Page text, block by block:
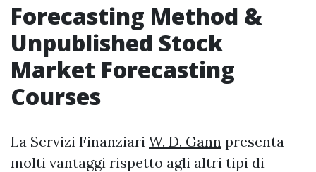
Forecasting Method &
Unpublished Stock
Market Forecasting
Courses
La Servizi Finanziari W. D. Gann presenta
molti vantaggi rispetto agli altri tipi di